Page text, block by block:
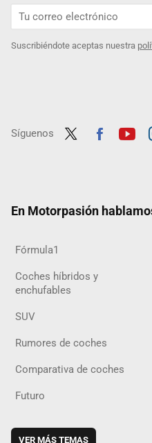
Suscribiéndote aceptas nuestra
Síguenos
En Motorpasión
Fórmula1
Coches híbridos y
enchufables
SUV
Rumores de coches
Comparativa de coches
Futuro
VER MÁS TEMAS